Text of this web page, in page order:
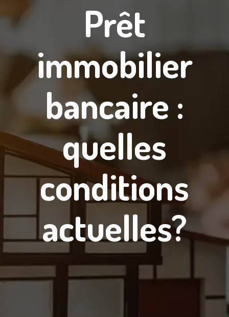
Prêt
immobilier
bancaire :
quelles
conditions
actuelles?